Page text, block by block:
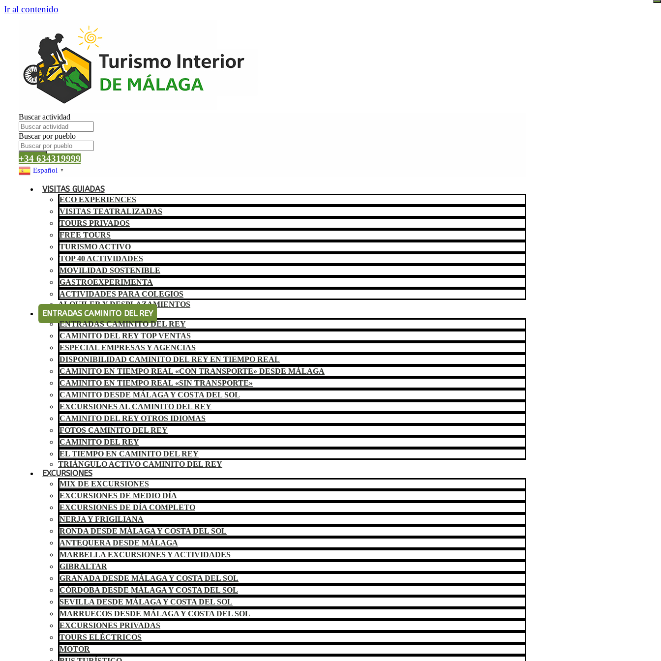
Ir al contenido
Buscar actividad
Buscar por pueblo
Buscar
+34 634319999
Español ▼
VISITAS GUIADAS
ECO EXPERIENCES
VISITAS TEATRALIZADAS
TOURS PRIVADOS
FREE TOURS
TURISMO ACTIVO
TOP 40 ACTIVIDADES
MOVILIDAD SOSTENIBLE
GASTROEXPERIMENTA
ACTIVIDADES PARA COLEGIOS
ALQUILER Y DESPLAZAMIENTOS
ENTRADAS CAMINITO DEL REY
ENTRADAS CAMINITO DEL REY
CAMINITO DEL REY TOP VENTAS
ESPECIAL EMPRESAS Y AGENCIAS
DISPONIBILIDAD CAMINITO DEL REY EN TIEMPO REAL
CAMINITO EN TIEMPO REAL «CON TRANSPORTE» DESDE MÁLAGA
CAMINITO EN TIEMPO REAL «SIN TRANSPORTE»
CAMINITO DESDE MÁLAGA Y COSTA DEL SOL
EXCURSIONES AL CAMINITO DEL REY
CAMINITO DEL REY OTROS IDIOMAS
FOTOS CAMINITO DEL REY
CAMINITO DEL REY
EL TIEMPO EN CAMINITO DEL REY
TRIÁNGULO ACTIVO CAMINITO DEL REY
EXCURSIONES
MIX DE EXCURSIONES
EXCURSIONES DE MEDIO DÍA
EXCURSIONES DE DÍA COMPLETO
NERJA Y FRIGILIANA
RONDA DESDE MÁLAGA Y COSTA DEL SOL
ANTEQUERA DESDE MÁLAGA
MARBELLA EXCURSIONES Y ACTIVIDADES
GIBRALTAR
GRANADA DESDE MÁLAGA Y COSTA DEL SOL
CÓRDOBA DESDE MÁLAGA Y COSTA DEL SOL
SEVILLA DESDE MÁLAGA Y COSTA DEL SOL
MARRUECOS DESDE MÁLAGA Y COSTA DEL SOL
EXCURSIONES PRIVADAS
TOURS ELÉCTRICOS
MOTOR